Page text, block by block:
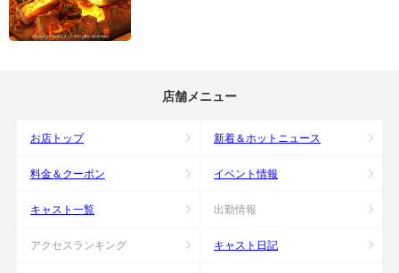
店舗メニュー
お店トップ 新着＆ホットニュース
料金＆クーポン イベント情報
キャスト一覧 出勤情報
アクセスランキング キャスト日記